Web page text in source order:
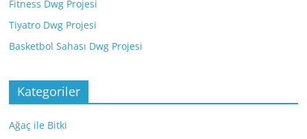
Fitness Dwg Projesi
Tiyatro Dwg Projesi
Basketbol Sahası Dwg Projesi
Kategoriler
Ağaç ile Bitki